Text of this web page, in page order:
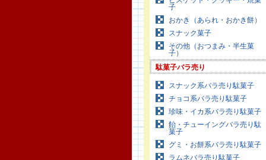
子
おかき（あられ・おかき餅）
スナック菓子
その他（おつまみ・半生菓
子）
駄菓子バラ売り
スナック系バラ売り駄菓子
チョコ系バラ売り駄菓子
珍味・イカ系バラ売り駄菓子
飴・チューイングバラ売り駄
菓子
グミ・お餅系バラ売り駄菓子
ラムネバラ売り駄菓子